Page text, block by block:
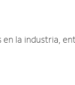
la industria,